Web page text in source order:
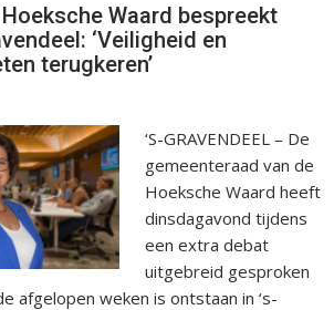
Waard bespreekt
‘Veiligheid en
terugkeren’
‘S-GRAVENDEEL – De
gemeenteraad van de
Hoeksche Waard heeft
dinsdagavond tijdens
een extra debat
uitgebreid gesproken
afgelopen weken is ontstaan in ‘s-